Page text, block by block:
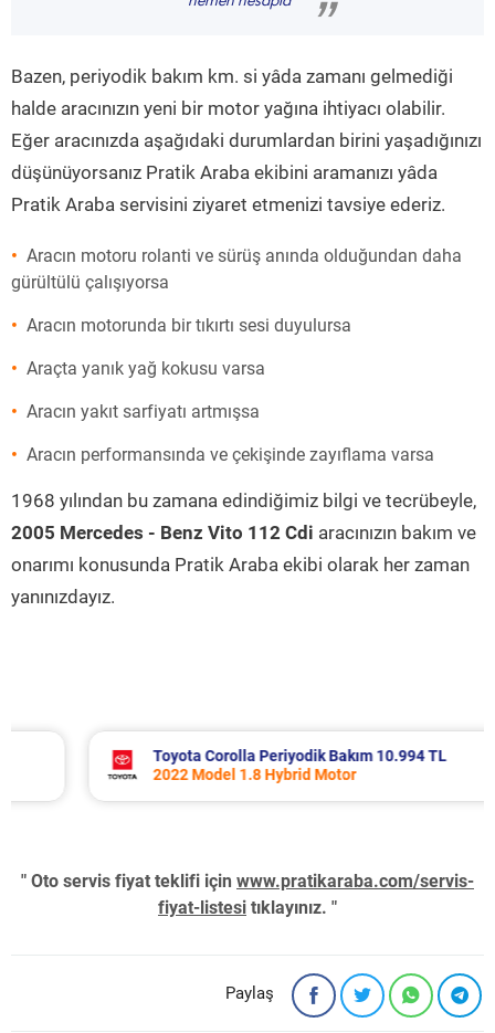
”
Bazen, periyodik bakım km. si yâda zamanı gelmediği
halde aracınızın yeni bir motor yağına ihtiyacı olabilir.
Eğer aracınızda aşağıdaki durumlardan birini yaşadığınızı
düşünüyorsanız Pratik Araba ekibini aramanızı yâda
Pratik Araba servisini ziyaret etmenizi tavsiye ederiz.
Aracın motoru rolanti ve sürüş anında olduğundan daha
gürültülü çalışıyorsa
Aracın motorunda bir tıkırtı sesi duyulursa
Araçta yanık yağ kokusu varsa
Aracın yakıt sarfiyatı artmışsa
Aracın performansında ve çekişinde zayıflama varsa
1968 yılından bu zamana edindiğimiz bilgi ve tecrübeyle,
2005 Mercedes - Benz Vito 112 Cdi aracınızın bakım ve
onarımı konusunda Pratik Araba ekibi olarak her zaman
yanınızdayız.
Toyota Corolla Periyodik Bakım 10.994 TL
2022 Model 1.8 Hybrid Motor
" Oto servis fiyat teklifi için www.pratikaraba.com/servis-
fiyat-listesi tıklayınız. "
Paylaş